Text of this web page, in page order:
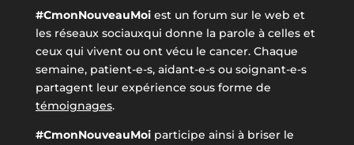
#CmonNouveauMoiest un forum sur le web et
les réseaux sociauxqui donne la parole à celles et
ceux qui vivent ou ont vécu le cancer. Chaque
semaine, patient-e-s, aidant-e-s ou soignant-e-s
partagent leur expérience sous forme de
témoignages.
#CmonNouveauMoiparticipe ainsi à briser le